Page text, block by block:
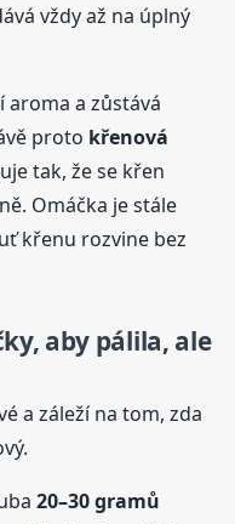
vždy až na úplný
aroma a zůstává
proto křenová
tak, že se křen
Omáčka je stále
křenu rozvine bez
aby pálila, ale
a záleží na tom, zda
20–30 gramů